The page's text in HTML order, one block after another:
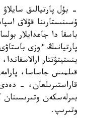
- بۇل پارتيالىق
ۇسىنىستارىنا قۇلاق
باسقا دا جاعدايلار
پارتيانىڭ ءوزى
ينستيتۋتتار
قىلمىس جاساسا،
قاراستىرىلعان، - دەدى
بىرلەسكەن وتىرىسىنان
وتىرىپ.